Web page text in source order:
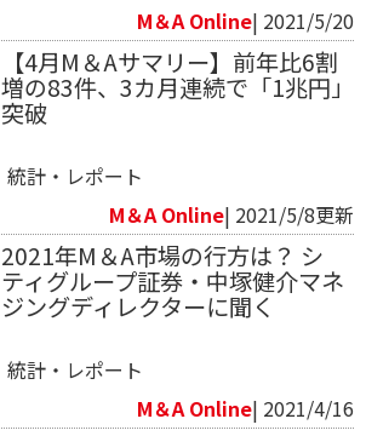
M＆A Online| 2021/5/20
【4月M＆Aサマリー】前年比6割
増の83件、3カ月連続で「1兆円」
突破
統計・レポート
M＆A Online| 2021/5/8更新
2021年M＆A市場の行方は？ シ
ティグループ証券・中塚健介マネ
ジングディレクターに聞く
統計・レポート
M＆A Online| 2021/4/16